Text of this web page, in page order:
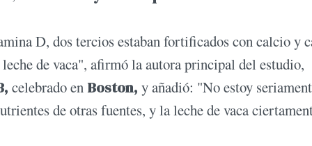
D, dos tercios estaban fortificados con calcio y
de vaca", afirmó la autora principal del estudio,
celebrado en Boston, y añadió: "No estoy
de otras fuentes, y la leche de vaca